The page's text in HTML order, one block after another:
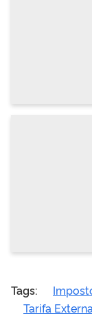
Tags:
Tarifa